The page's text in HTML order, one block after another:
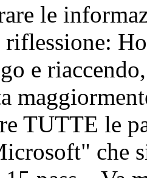
le
e
TUTTE le
che